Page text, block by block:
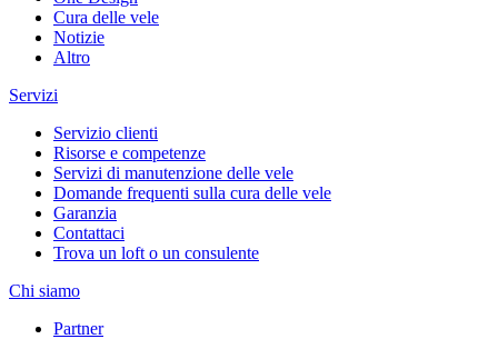
Cura delle vele
Notizie
Altro
Servizi
Servizio clienti
Risorse e competenze
Servizi di manutenzione delle vele
Domande frequenti sulla cura delle vele
Garanzia
Contattaci
Trova un loft o un consulente
Chi siamo
Partner